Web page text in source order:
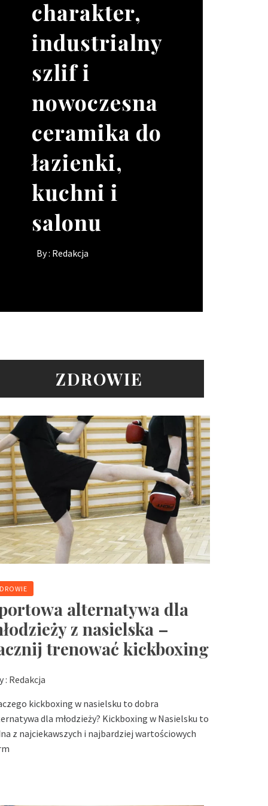
charakter,
industrialny
szlif i
nowoczesna
ceramika do
łazienki,
kuchni i
salonu
By : Redakcja
wizerunek
lokalu, gdy
brakuje rąk
do pracy?
By :Redakcja
narzędzie
pracy dla
Twojego
kierowcy?
By :Redakcja
o
skomplikowanych
kształtach
By :Redakcja
ZDROWIE
alternatywa dla
z nasielska –
trenować kickboxing
: Redakcja
kickboxing w nasielsku to dobra
dla młodzieży? Kickboxing w Nasielsku to
z najciekawszych i najbardziej wartościowych